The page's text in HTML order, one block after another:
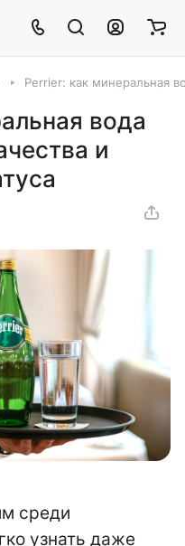
Perrier: как минеральная
вода
и
среди
узнать даже